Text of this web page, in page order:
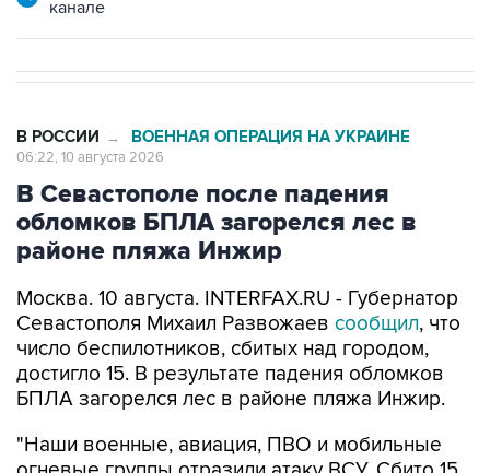
В Севастополе после падения
обломков БПЛА загорелся лес в
районе пляжа Инжир
Москва. 10 августа. INTERFAX.RU - Губернатор
число беспилотников, сбитых над городом,
достигло 15. В результате падения обломков
БПЛА загорелся лес в районе пляжа Инжир.
"Наши военные, авиация, ПВО и мобильные
БПЛА. Преимущественно над морем и на